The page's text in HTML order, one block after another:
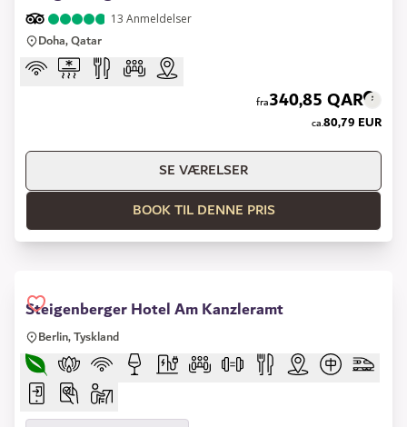
13 Anmeldelser
Doha, Qatar
fra340,85 QAR
ca.80,79 EUR
SE VÆRELSER
BOOK TIL DENNE PRIS
Steigenberger Hotel Am Kanzleramt
Berlin, Tyskland